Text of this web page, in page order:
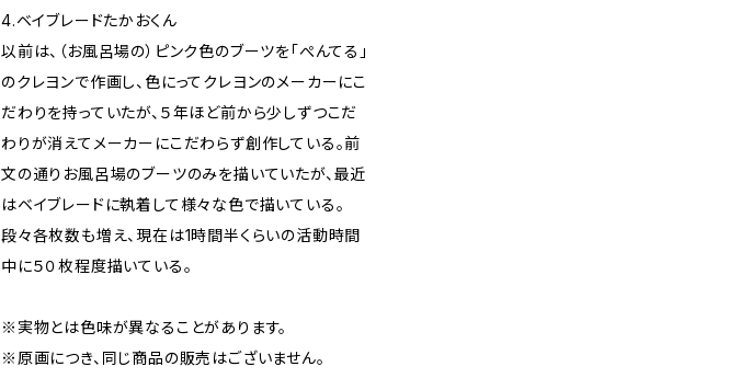
4.ベイブレードたかおくん
以前は、（お風呂場の）ピンク色のブーツを「ぺんてる」
のクレヨンで作画し、色にってクレヨンのメーカーにこ
だわりを持っていたが、５年ほど前から少しずつこだ
わりが消えてメーカーにこだわらず創作している。前
文の通りお風呂場のブーツのみを描いていたが、最近
はベイブレードに執着して様々な色で描いている。
段々各枚数も増え、現在は1時間半くらいの活動時間
中に５０枚程度描いている。
※実物とは色味が異なることがあります。
※原画につき、同じ商品の販売はございません。